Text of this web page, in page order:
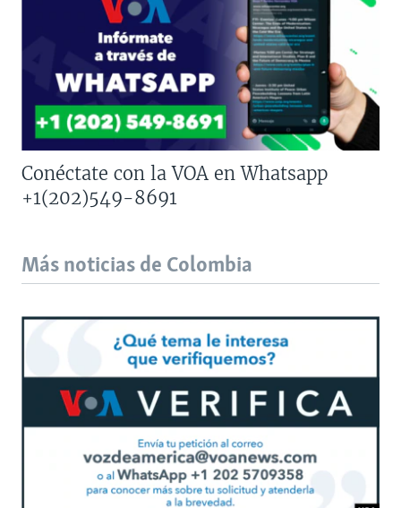
Conéctate con la VOA en Whatsapp
+1(202)549-8691
Más noticias de Colombia